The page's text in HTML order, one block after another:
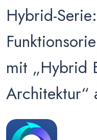
Hybrid-Serie:
mit „Hybrid
Architektur“